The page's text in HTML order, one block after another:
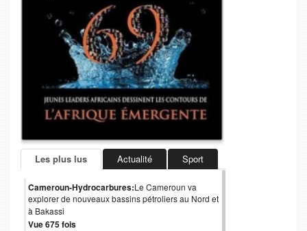
Les plus lus Actualité Sport
Cameroun-Hydrocarbures:Le Cameroun va
explorer de nouveaux bassins pétroliers au Nord et
à Bakassi
Vue 675 fois